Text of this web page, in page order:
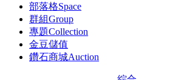
部落格Space
群組Group
專題Collection
金豆儲值
鑽石商城Auction